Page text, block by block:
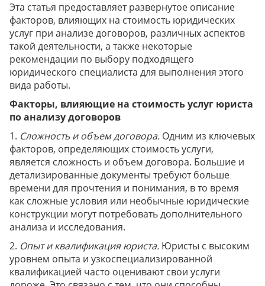
Эта статья предоставляет развернутое описание
факторов, влияющих на стоимость юридических
услуг при анализе договоров, различных аспектов
такой деятельности, а также некоторые
рекомендации по выбору подходящего
юридического специалиста для выполнения этого
вида работы.
Факторы, влияющие на стоимость услуг юриста
по анализу договоров
1. Сложность и объем договора. Одним из ключевых
факторов, определяющих стоимость услуги,
является сложность и объем договора. Большие и
детализированные документы требуют больше
времени для прочтения и понимания, в то время
как сложные условия или необычные юридические
конструкции могут потребовать дополнительного
анализа и исследования.
2. Опыт и квалификация юриста. Юристы с высоким
уровнем опыта и узкоспециализированной
квалификацией часто оценивают свои услуги